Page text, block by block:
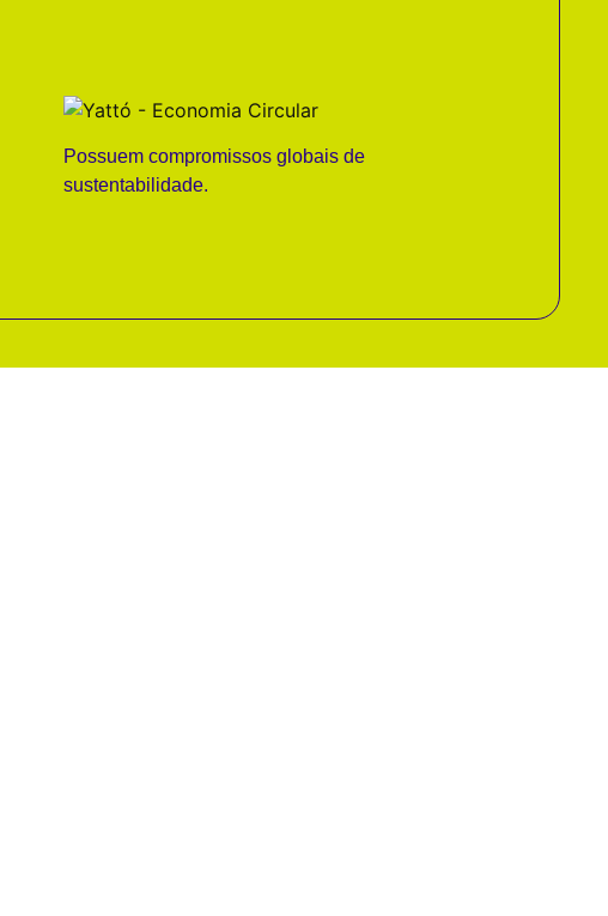
Possuem compromissos globais de
sustentabilidade.